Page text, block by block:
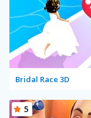
Bridal Race 3D
5